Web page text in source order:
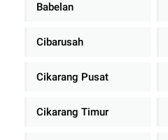
Babelan
Cibarusah
Cikarang Pusat
Cikarang Timur